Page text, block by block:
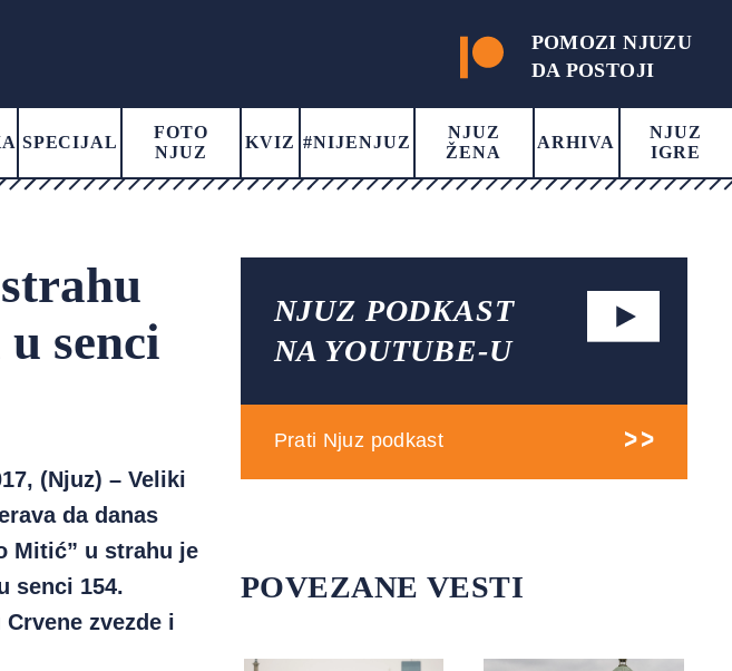
POMOZI NJUZU
DA POSTOJI
SPECIJAL
FOTO
NJUZ
KVIZ #NIJENJUZ
NJUZ
ŽENA
ARHIVA
NJUZ
IGRE
senci
(Njuz) –Veliki
da danas
Mitić” u strahu je
senci 154.
zvezde i
NJUZ PODKAST
NA YOUTUBE-U
Prati Njuz podkast
POVEZANE VESTI